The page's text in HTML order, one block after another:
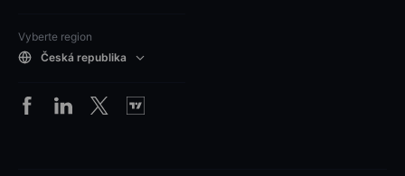
Vyberte region
Česká republika